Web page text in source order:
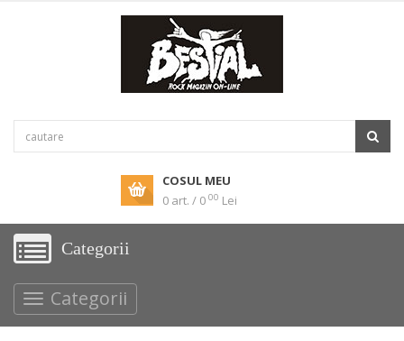
COSUL MEU
0 art. / 0 00 Lei
Categorii
Categorii